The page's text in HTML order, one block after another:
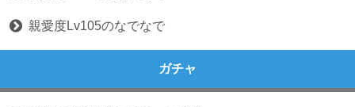
親愛度Lv105のなでなで
ガチャ